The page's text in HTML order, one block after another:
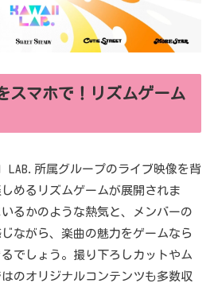
スマホで！リズムゲーム
LAB.所属グループのライブ映像を背
めるリズムゲームが展開されま
るかのような熱気と、メンバーの
ながら、楽曲の魅力をゲームなら
でしょう。撮り下ろしカットやム
のオリジナルコンテンツも多数収